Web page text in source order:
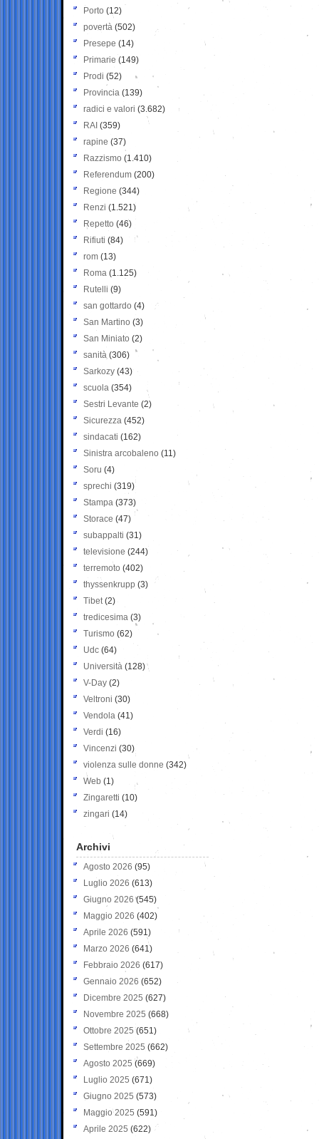
Porto (12)
povertà (502)
Presepe (14)
Primarie (149)
Prodi (52)
Provincia (139)
radici e valori (3.682)
RAI (359)
rapine (37)
Razzismo (1.410)
Referendum (200)
Regione (344)
Renzi (1.521)
Repetto (46)
Rifiuti (84)
rom (13)
Roma (1.125)
Rutelli (9)
san gottardo (4)
San Martino (3)
San Miniato (2)
sanità (306)
Sarkozy (43)
scuola (354)
Sestri Levante (2)
Sicurezza (452)
sindacati (162)
Sinistra arcobaleno (11)
Soru (4)
sprechi (319)
Stampa (373)
Storace (47)
subappalti (31)
televisione(244)
terremoto (402)
thyssenkrupp (3)
Tibet(2)
tredicesima (3)
Turismo (62)
Udc (64)
Università (128)
V-Day (2)
Veltroni (30)
Vendola (41)
Verdi (16)
Vincenzi (30)
violenza sulle donne (342)
Web (1)
Zingaretti (10)
zingari (14)
Archivi
Agosto 2026 (95)
Luglio 2026 (613)
Giugno 2026 (545)
Maggio 2026 (402)
Aprile 2026 (591)
Marzo 2026 (641)
Febbraio 2026 (617)
Gennaio 2026 (652)
Dicembre 2025 (627)
Novembre 2025 (668)
Ottobre 2025 (651)
Settembre 2025 (662)
Agosto 2025 (669)
Luglio 2025 (671)
Giugno 2025 (573)
Maggio 2025 (591)
Aprile 2025 (622)